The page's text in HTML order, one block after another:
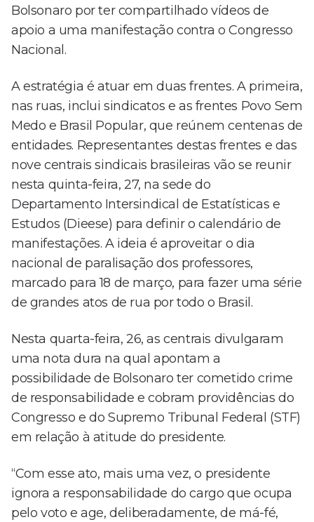
Bolsonaro por ter compartilhado vídeos de
apoio a uma manifestação contra o Congresso
Nacional.
A estratégia é atuar em duas frentes. A primeira,
nas ruas, inclui sindicatos e as frentes Povo Sem
Medo e Brasil Popular, que reúnem centenas de
entidades. Representantes destas frentes e das
nove centrais sindicais brasileiras vão se reunir
nesta quinta-feira, 27, na sede do
Departamento Intersindical de Estatísticas e
Estudos (Dieese) para definir o calendário de
manifestações. A ideia é aproveitar o dia
nacional de paralisação dos professores,
marcado para 18 de março, para fazer uma série
de grandes atos de rua por todo o Brasil.
Nesta quarta-feira, 26, as centrais divulgaram
uma nota dura na qual apontam a
possibilidade de Bolsonaro ter cometido crime
de responsabilidade e cobram providências do
Congresso e do Supremo Tribunal Federal (STF)
em relação à atitude do presidente.
“Com esse ato, mais uma vez, o presidente
ignora a responsabilidade do cargo que ocupa
pelo voto e age, deliberadamente, de má-fé,